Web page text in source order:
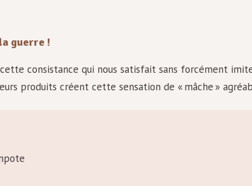
guerre !
consistance qui nous satisfait sans forcément
produits créent cette sensation de « mâche »